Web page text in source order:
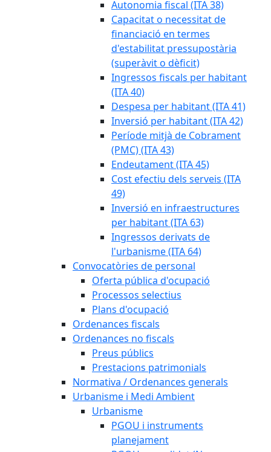
Autonomia fiscal (ITA 38)
Capacitat o necessitat de
financiació en termes
d'estabilitat pressupostària
(superàvit o dèficit)
Ingressos fiscals per habitant
(ITA 40)
Despesa per habitant (ITA 41)
Inversió per habitant (ITA 42)
Període mitjà de Cobrament
(PMC) (ITA 43)
Endeutament (ITA 45)
Cost efectiu dels serveis (ITA
49)
Inversió en infraestructures
per habitant (ITA 63)
Ingressos derivats de
l'urbanisme (ITA 64)
Convocatòries de personal
Oferta pública d'ocupació
Processos selectius
Plans d'ocupació
Ordenances fiscals
Ordenances no fiscals
Preus públics
Prestacions patrimonials
Normativa / Ordenances generals
Urbanisme i Medi Ambient
Urbanisme
PGOU i instruments
planejament